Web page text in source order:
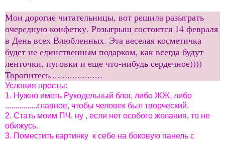
Мои дорогие читательницы, вот решила разыграть
очередную конфетку. Розыгрыш состоится 14 февраля
в День всех Влюбленных. Эта веселая косметичка
будет не единственным подарком, как всегда будут
ленточки, пуговки и еще что-нибудь сердечное))))
Торопитесь.....................
Условия просты:
1. Нужно иметь Рукодельный блог, либо ЖЖ, либо
................главное, чтобы человек был творческий.
2. Стать моим ПЧ, ну , если нет особого желания, то не
обижусь.
3. Поместить картинку к себе на боковую панель с